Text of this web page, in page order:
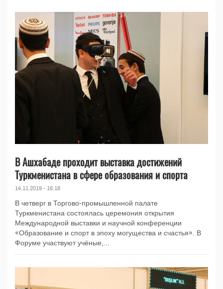
В Ашхабаде проходит выставка достижений
Туркменистана в сфере образования и спорта
14.11.2019 - 16:18
В четверг в Торгово-промышленной палате
Туркменистана состоялась церемония открытия
Международной выставки и научной конференции
«Образование и спорт в эпоху могущества и счастья». В
Форуме участвуют учёные,...